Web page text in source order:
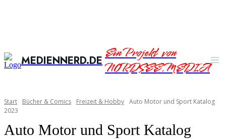
MEDIENNERD.DEEin Projekt von
NORDSEE.MEDIA
Start Bücher & Comics Freizeit & Hobby Auto Motor und Sport Katalog
2023
Auto Motor und Sport Katalog